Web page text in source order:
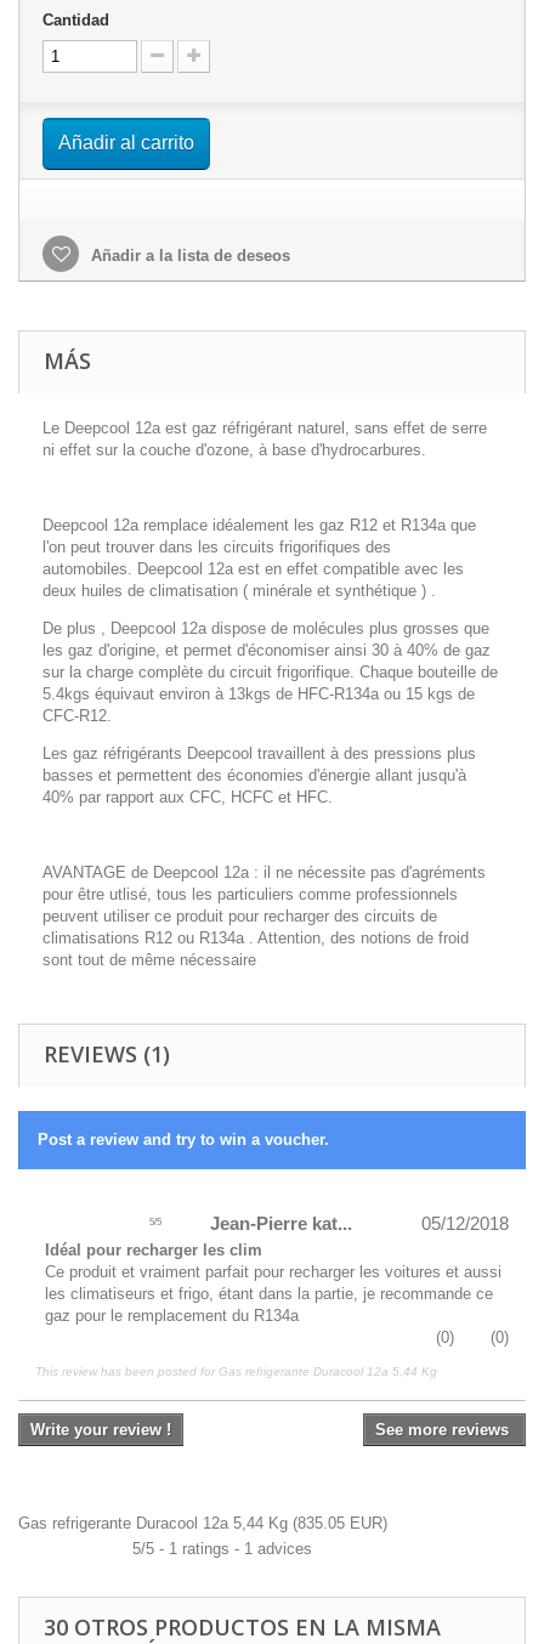
Cantidad
Añadir al carrito
Añadir a la lista de deseos
MÁS
Le Deepcool 12a est gaz réfrigérant naturel, sans effet de serre
ni effet sur la couche d'ozone, à base d'hydrocarbures.
Deepcool 12a remplace idéalement les gaz R12 et R134a que
l'on peut trouver dans les circuits frigorifiques des
automobiles. Deepcool 12a est en effet compatible avec les
deux huiles de climatisation ( minérale et synthétique ) .
De plus , Deepcool 12a dispose de molécules plus grosses que
les gaz d'origine, et permet d'économiser ainsi 30 à 40% de gaz
sur la charge complète du circuit frigorifique. Chaque bouteille de
5.4kgs équivaut environ à 13kgs de HFC-R134a ou 15 kgs de
CFC-R12.
Les gaz réfrigérants Deepcool travaillent à des pressions plus
basses et permettent des économies d'énergie allant jusqu'à
40% par rapport aux CFC, HCFC et HFC.
AVANTAGE de Deepcool 12a : il ne nécessite pas d'agréments
pour être utlisé, tous les particuliers comme professionnels
peuvent utiliser ce produit pour recharger des circuits de
climatisations R12 ou R134a . Attention, des notions de froid
sont tout de même nécessaire
REVIEWS (1)
Post a review and try to win a voucher.
5/5 05/12/2018
Jean-Pierre kat...
Idéal pour recharger les clim
Ce produit et vraiment parfait pour recharger les voitures et aussi
les climatiseurs et frigo, étant dans la partie, je recommande ce
gaz pour le remplacement du R134a
(0)
(0)
This review has been posted forGas refrigerante Duracool 12a 5,44 Kg
Write your review ! See more reviews
Gas refrigerante Duracool 12a 5,44 Kg (835.05 EUR)
5/5 - 1 ratings - 1 advices
30 OTROS PRODUCTOS EN LA MISMA